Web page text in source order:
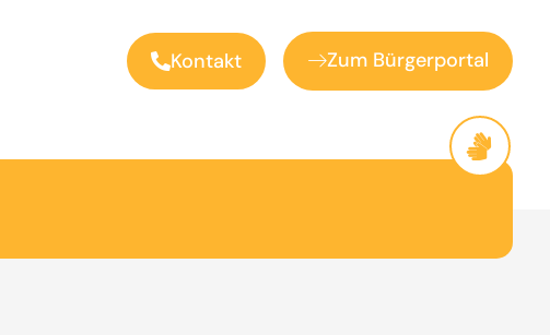
Kontakt Zum Bürgerportal